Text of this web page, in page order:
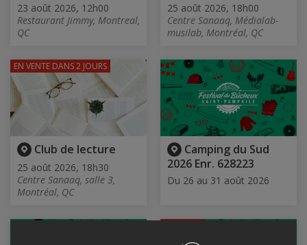
23 août 2026, 12h00
Restaurant Jimmy, Montreal,
QC
25 août 2026, 18h00
Centre Sanaaq, Médialab-
musilab, Montréal, QC
Club de lecture
25 août 2026, 18h30
Centre Sanaaq, salle 3,
Montréal, QC
EN VENTE DANS 2 JOURS
Camping du Sud
2026 Enr. 628223
Du 26 au 31 août 2026